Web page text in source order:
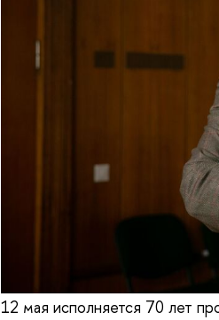
12 мая исполняется 70 лет